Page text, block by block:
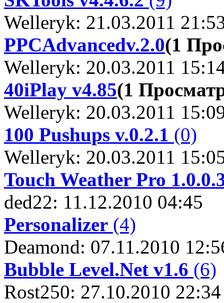
Welleryk: 21.03.2011
PPCAdvancedv.2.0(1
Welleryk: 20.03.2011
40iPlay v4.85(1
Welleryk: 20.03.2011
100 Pushups v.0.2.1 (0)
Welleryk: 20.03.2011
Touch Weather Pro
ded22: 11.12.2010 04:45
Personalizer (4)
Deamond: 07.11.2010
Bubble Level.Net v1.6 (6)
Rost250: 27.10.2010 22:34